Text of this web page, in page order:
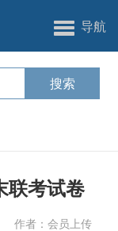
导航
联考试卷
作者：会员上传